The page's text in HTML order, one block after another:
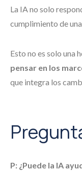
La IA no solo
cumplimiento de
Esto no es solo una
pensar en los
que integra los
P: ¿Puede la IA